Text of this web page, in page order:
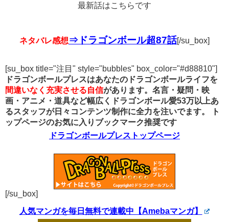
最新話はこちらです
ネタバレ感想⇒ドラゴンボール超87話[/su_box]
[su_box title="注目" style="bubbles" box_color="#d88810"]
ドラゴンボールプレスはあなたのドラゴンボールライフを
間違いなく充実させる自信があります。名言・疑問・映
画・アニメ・道具など幅広くドラゴンボール愛53万以上あ
るスタッフが日々コンテンツ制作に全力を注いでます。
ト
ップページのお気に入りブックマーク推奨です
ドラゴンボールプレストップページ
[/su_box]
人気マンガを毎日無料で連載中【Amebaマンガ】